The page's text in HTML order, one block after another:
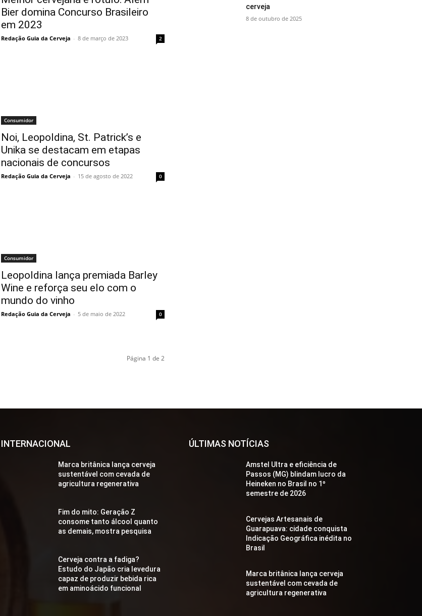
Bier domina Concurso Brasileiro
em 2023
Redação Guia da Cerveja - 8 de março de 2023 2
Consumidor
Noi, Leopoldina, St. Patrick’s e
Unika se destacam em etapas
nacionais de concursos
Redação Guia da Cerveja - 15 de agosto de 2022 0
Consumidor
Leopoldina lança premiada Barley
Wine e reforça seu elo com o
mundo do vinho
Redação Guia da Cerveja - 5 de maio de 2022 0
Página 1 de 2
cerveja
8 de outubro de 2025
INTERNACIONAL
Marca britânica lança cerveja
sustentável com cevada de
agricultura regenerativa
Fim do mito: Geração Z
consome tanto álcool quanto
as demais, mostra pesquisa
Cerveja contra a fadiga?
Estudo do Japão cria levedura
capaz de produzir bebida rica
em aminoácido funcional
ÚLTIMAS NOTÍCIAS
Amstel Ultra e eficiência de
Passos (MG) blindam lucro da
Heineken no Brasil no 1º
semestre de 2026
Cervejas Artesanais de
Guarapuava: cidade conquista
Indicação Geográfica inédita no
Brasil
Marca britânica lança cerveja
sustentável com cevada de
agricultura regenerativa